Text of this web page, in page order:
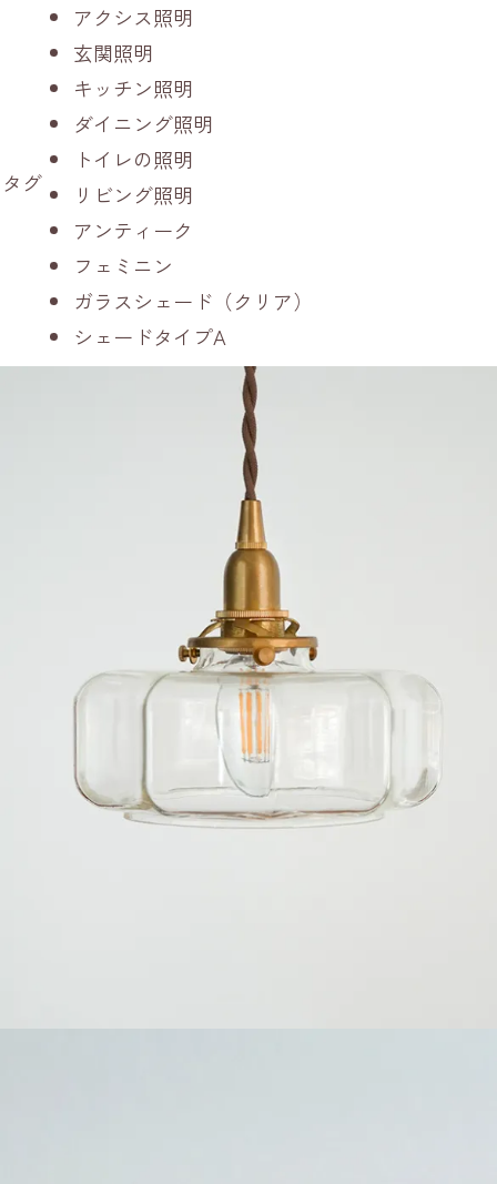
タグ
アクシス照明
玄関照明
キッチン照明
ダイニング照明
トイレの照明
リビング照明
アンティーク
フェミニン
ガラスシェード（クリア）
シェードタイプA